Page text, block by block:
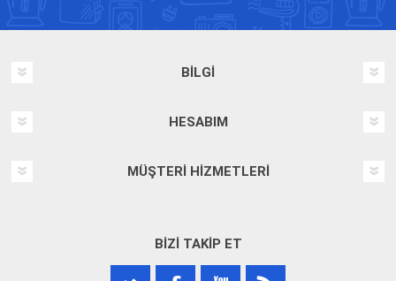
BILGI
HESABIM
MÜŞTERI HIZMETLERI
BIZI TAKIP ET